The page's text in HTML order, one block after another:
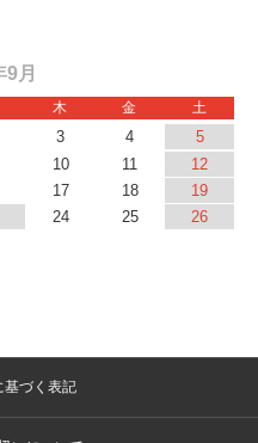
9月
木 金 土
3 4
5
10 11
12
17 18
19
24 25
26
基づく表記